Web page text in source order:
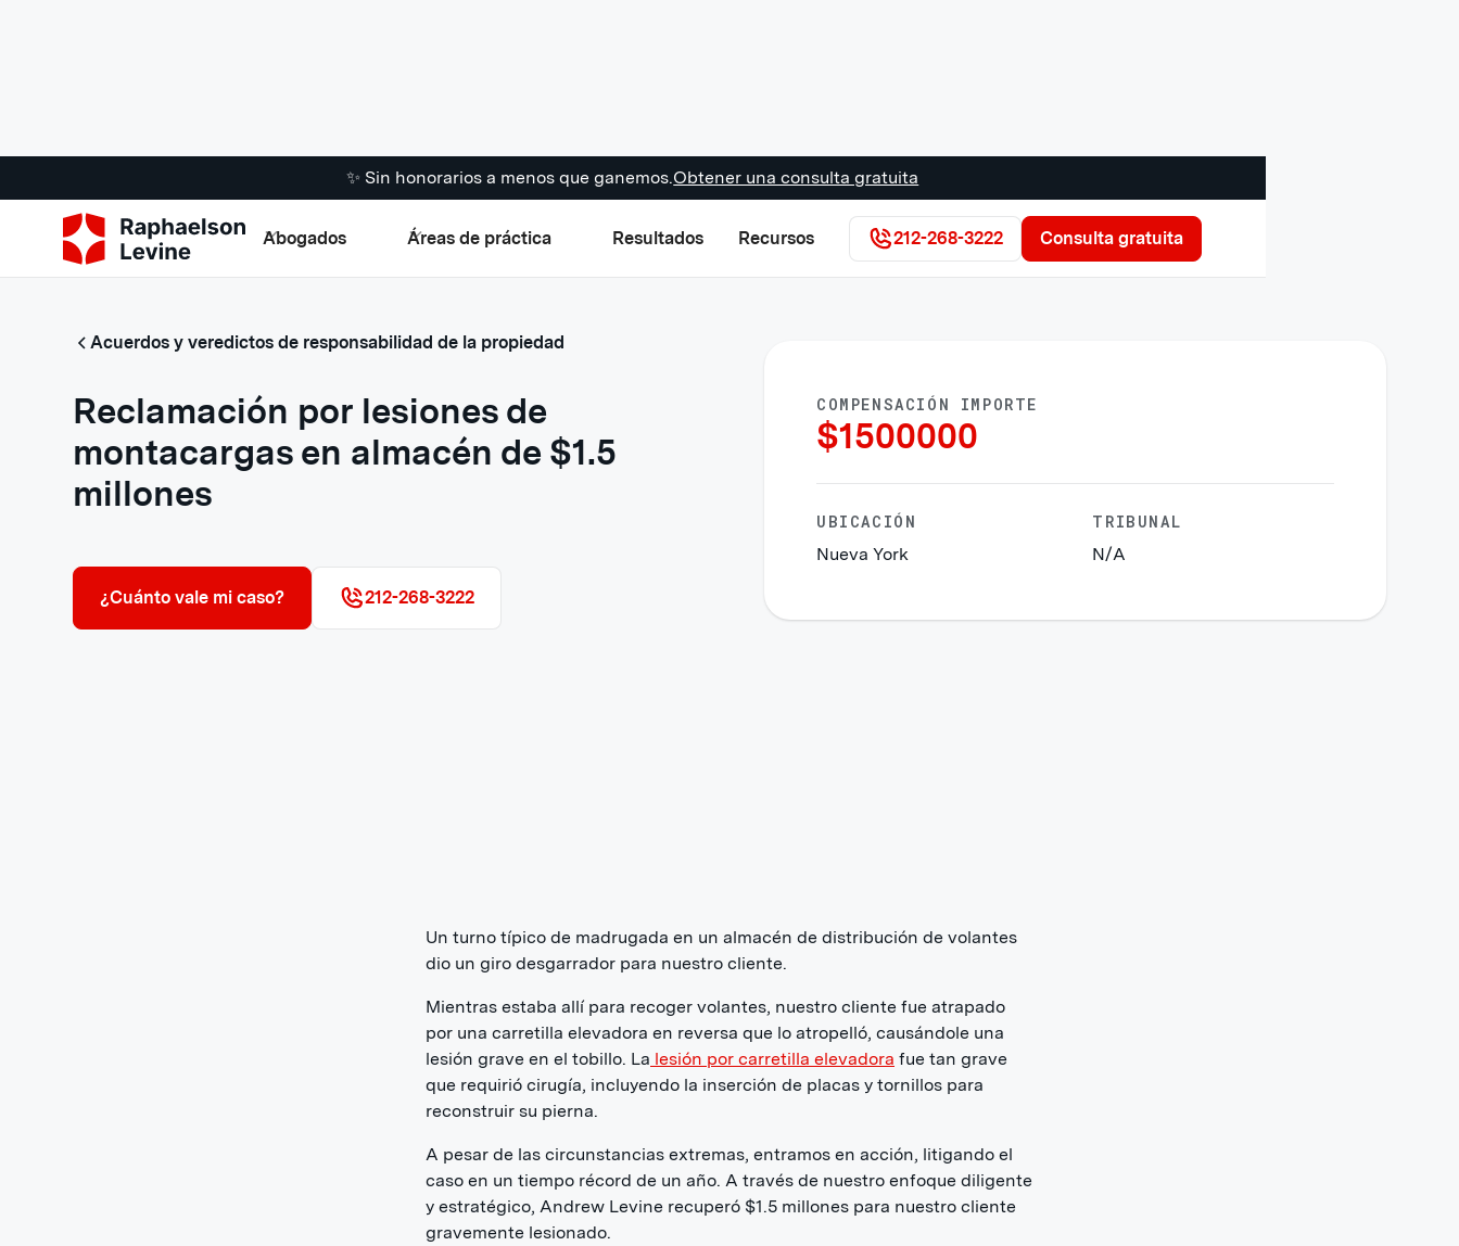
✨ Sin honorarios a menos que ganemos.Obtener una consulta gratuita
Abogados Áreas de práctica Resultados Recursos 212-268-3222 Consulta gratuita
Acuerdos y veredictos de responsabilidad de la propiedad
Reclamación por lesiones de
montacargas en almacén de $1.5
millones
¿Cuánto vale mi caso? 212-268-3222
COMPENSACIÓN IMPORTE
$1500000
UBICACIÓN
Nueva York
TRIBUNAL
N/A
Un turno típico de madrugada en un almacén de distribución de volantes
dio un giro desgarrador para nuestro cliente.
Mientras estaba allí para recoger volantes, nuestro cliente fue atrapado
por una carretilla elevadora en reversa que lo atropelló, causándole una
lesión grave en el tobillo. La lesión por carretilla elevadora fue tan grave
que requirió cirugía, incluyendo la inserción de placas y tornillos para
reconstruir su pierna.
A pesar de las circunstancias extremas, entramos en acción, litigando el
caso en un tiempo récord de un año. A través de nuestro enfoque diligente
y estratégico, Andrew Levine recuperó $1.5 millones para nuestro cliente
gravemente lesionado.